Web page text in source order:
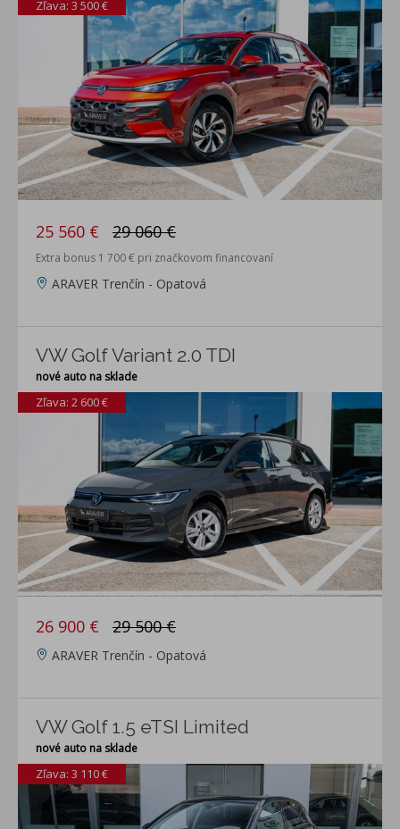
Zľava: 3 500 €
25 560 € 29 060 €
Extra bonus 1 700 € pri značkovom financovaní
ARAVER Trenčín - Opatová
VW Golf Variant 2.0 TDI
nové auto na sklade
Zľava: 2 600 €
26 900 € 29 500 €
ARAVER Trenčín - Opatová
VW Golf 1.5 eTSI Limited
nové auto na sklade
Zľava: 3 110 €